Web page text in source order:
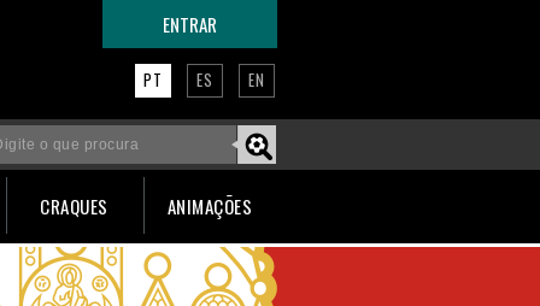
ENTRAR
PT ES EN
CRAQUES ANIMAÇÕES
Faça um tour por esta página!